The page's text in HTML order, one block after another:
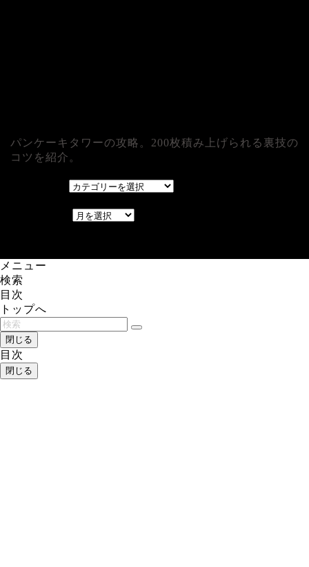
パンケーキタワーの攻略。200枚積み上げられる裏技の
コツを紹介。
メニュー
検索
目次
トップへ
閉じる
目次
閉じる